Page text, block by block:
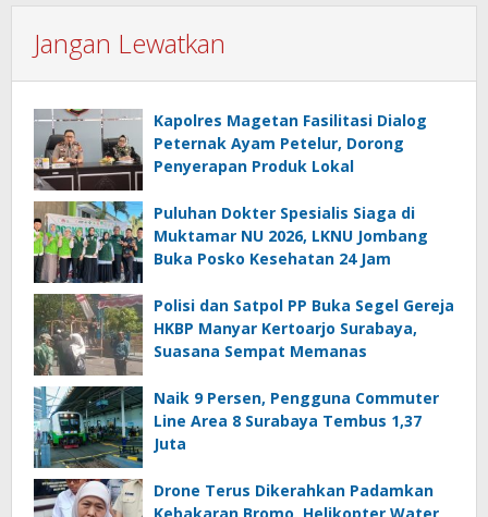
Jangan Lewatkan
Kapolres Magetan Fasilitasi Dialog
Peternak Ayam Petelur, Dorong
Penyerapan Produk Lokal
Puluhan Dokter Spesialis Siaga di
Muktamar NU 2026, LKNU Jombang
Buka Posko Kesehatan 24 Jam
Polisi dan Satpol PP Buka Segel Gereja
HKBP Manyar Kertoarjo Surabaya,
Suasana Sempat Memanas
Naik 9 Persen, Pengguna Commuter
Line Area 8 Surabaya Tembus 1,37
Juta
Drone Terus Dikerahkan Padamkan